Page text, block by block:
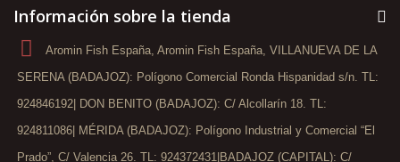
Información sobre la tienda
Aromin Fish España, Aromin Fish España, VILLANUEVA DE LA
SERENA (BADAJOZ): Polígono Comercial Ronda Hispanidad s/n. TL:
924846192| DON BENITO (BADAJOZ): C/ Alcollarín 18. TL:
924811086| MÉRIDA (BADAJOZ): Polígono Industrial y Comercial “El
Prado”, C/ Valencia 26. TL: 924372431|BADAJOZ (CAPITAL): C/